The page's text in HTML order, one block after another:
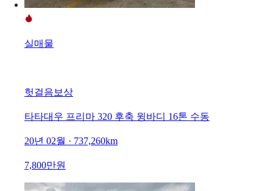
실매물
헛걸음보상
타타대우 프리마 320 후축 윙바디 16톤 수동
20년 02월 · 737,260km
7,800만원